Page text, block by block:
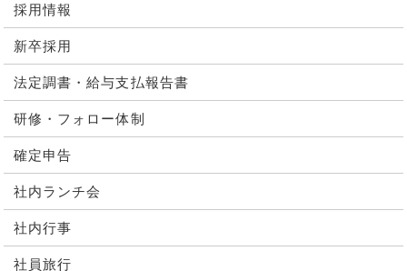
採用情報
新卒採用
法定調書・給与支払報告書
研修・フォロー体制
確定申告
社内ランチ会
社内行事
社員旅行